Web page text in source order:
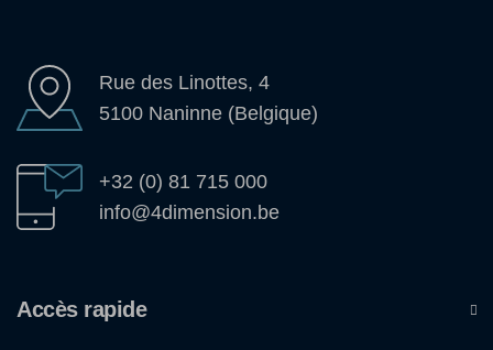
Rue des Linottes, 4
5100 Naninne (Belgique)
+32 (0) 81 715 000
info@4dimension.be
Accès rapide